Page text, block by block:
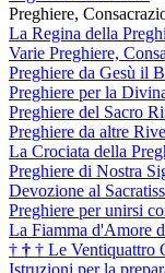
Preghiere,
La Regina della
Varie Preghiere,
Preghiere da Gesù il
Preghiere per la
Preghiere del Sacro
Preghiere da altre
La Crociata della
Preghiere di Nostra
Devozione al
Preghiere per unirsi
La Fiamma d'Amore
† † † Le Ventiquattro
Istruzioni per la